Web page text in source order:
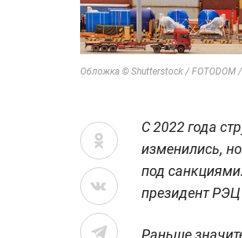
Обложка © Shutterstock / FOTODOM
С 2022 года
изменились,
под
президент
Раньше